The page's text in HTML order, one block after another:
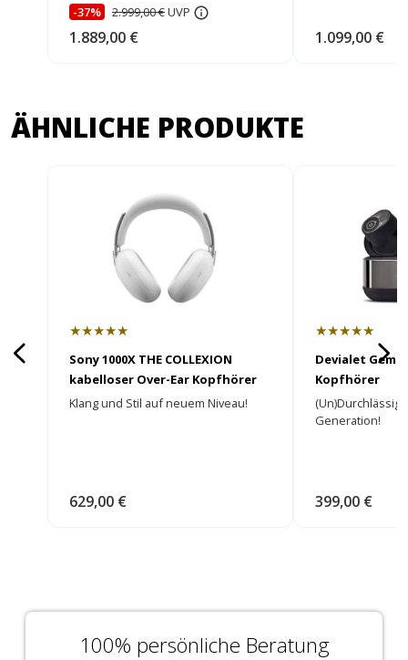
-37% 2.999,00 €UVP
1.889,00 € 1.099,00 €
ÄHNLICHE PRODUKTE
★★★★★
Sony 1000X THE COLLEXION
kabelloser Over-Ear Kopfhörer
Klang und Stil auf neuem Niveau!
629,00 €
★★★★★
Devialet
Kopfhörer
Generation!
399,00 €
100% persönliche Beratung